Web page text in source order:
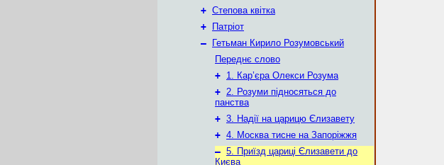
+ Степова квітка
+
Патріот
–
Гетьман Кирило Розумовський
Переднє слово
+ 1. Кар’єра Олекси Розума
+ 2. Розуми підносяться до
панства
+ 3. Надії на царицю Єлизавету
+ 4. Москва тисне на Запоріжжя
– 5. Приїзд цариці Єлизавети до
Києва